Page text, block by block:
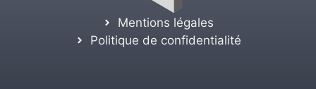
Mentions légales
Politique de confidentialité